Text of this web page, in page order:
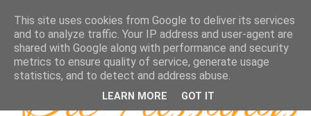
This site uses cookies from Google to deliver its services
and to analyze traffic. Your IP address and user-agent are
shared with Google along with performance and security
metrics to ensure quality of service, generate usage
statistics, and to detect and address abuse.
LEARN MORE GOT IT